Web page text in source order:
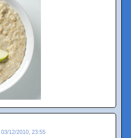
03/12/2010, 23:55